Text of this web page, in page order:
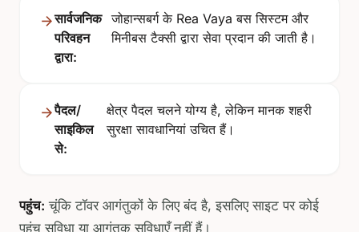
सार्वजनिक
परिवहन
द्वारा:
जोहान्सबर्ग के Rea Vaya बस सिस्टम और
मिनीबस टैक्सी द्वारा सेवा प्रदान की जाती है।
पैदल/
साइकिल
से:
क्षेत्र पैदल चलने योग्य है, लेकिन मानक शहरी
सुरक्षा सावधानियां उचित हैं।
पहुंच: चूंकि टॉवर आगंतुकों के लिए बंद है, इसलिए साइट पर कोई
पहुंच सुविधा या आगंतुक सुविधाएँ नहीं हैं।